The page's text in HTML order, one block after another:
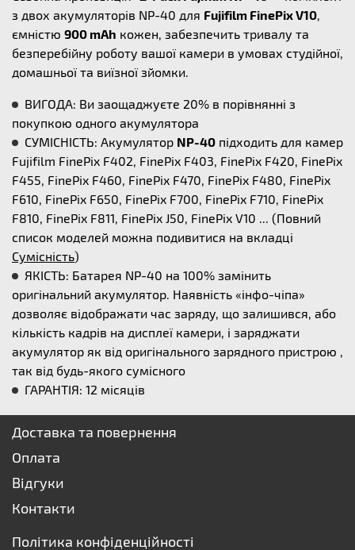
з двох акумуляторів NP-40 для Fujifilm FinePix V10,
ємністю 900 mAh кожен, забезпечить тривалу та
безперебійну роботу вашої камери в умовах студійної,
домашньої та виїзної зйомки.
ВИГОДА: Ви заощаджуєте 20% в порівнянні з
покупкою одного акумулятора
СУМІСНІСТЬ: Акумулятор NP-40 підходить для камер
Fujifilm FinePix F402, FinePix F403, FinePix F420, FinePix
F455, FinePix F460, FinePix F470, FinePix F480, FinePix
F610, FinePix F650, FinePix F700, FinePix F710, FinePix
F810, FinePix F811, FinePix J50, FinePix V10 ... (Повний
список моделей можна подивитися на вкладці
Сумісність)
ЯКІСТЬ: Батарея NP-40 на 100% замінить
оригінальний акумулятор. Наявність «інфо-чіпа»
дозволяє відображати час заряду, що залишився, або
кількість кадрів на дисплеї камери, і заряджати
акумулятор як від оригінального зарядного пристрою ,
так від будь-якого сумісного
ГАРАНТІЯ: 12 місяців
Доставка та повернення
Оплата
Відгуки
Контакти
Політика конфіденційності